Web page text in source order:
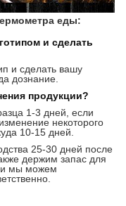
еды:
и сделать
и сделать вашу
дознание.
продукции?
1-3 дней, если
некоторого
10-15 дней.
25-30 дней после
держим запас для
и мы можем